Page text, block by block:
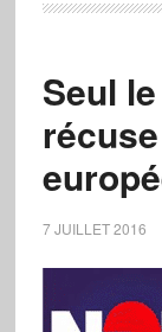
Seul
7 JUILLET 2016